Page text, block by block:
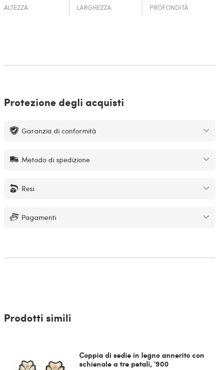
ALTEZZA LARGHEZZA PROFONDITÀ
Protezione degli acquisti
Garanzia di conformità
Metodo di spedizione
Resi
Pagamenti
Prodotti simili
Coppia di sedie in legno annerito con
schienale a tre petali, '900